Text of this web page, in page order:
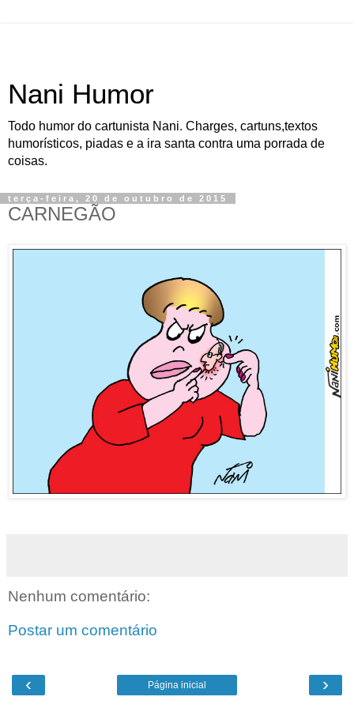
Nani Humor
Todo humor do cartunista Nani. Charges, cartuns,textos
humorísticos, piadas e a ira santa contra uma porrada de
coisas.
terça-feira, 20 de outubro de 2015
CARNEGÃO
Nenhum comentário:
Postar um comentário
‹ ›
Página inicial